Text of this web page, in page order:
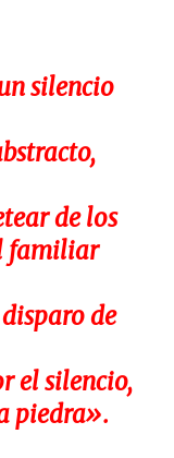
silencio
de los
familiar
disparo de
el silencio,
piedra».